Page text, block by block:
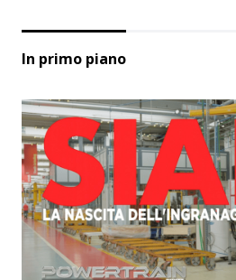
In primo piano